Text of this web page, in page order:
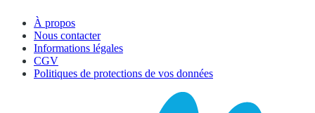
À propos
Nous contacter
Informations légales
CGV
Politiques de protections de vos données